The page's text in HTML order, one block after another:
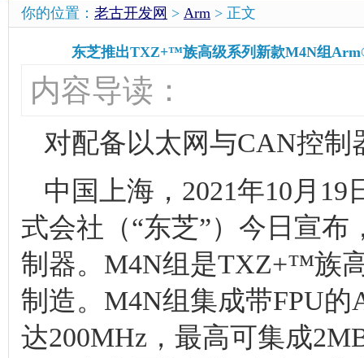
你的位置： 老古开发网 > Arm > 正文
东芝推出TXZ+™族高级系列新款M4N组
内容导读：
对配备以太网与CAN控
中国上海，2021年10月
式会社（“东芝”）今日宣
制器。M4N组是TXZ+™族
制造。M4N组集成带FPU的
达200MHz，最高可集成